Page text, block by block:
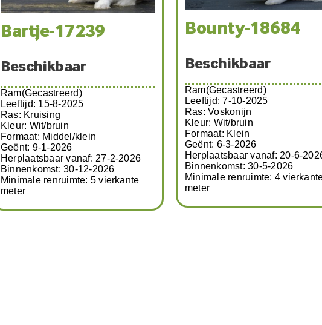
Noëlle-17737
Beschikbaar
Ram(Gecastreerd)
Leeftijd: Juli 2025
Ras: NHD
Kleur: Grijs/wit/bruin
Formaat: Middel
Geënt: 19-3-2026
Herplaatsbaar vanaf: 3-4-2026
Binnenkomst: 14-2-2026
Minimale renruimte: 6 vierkante
meter
Brammetje-17240
Beschikbaar
Leeftijd: 15-8-2025
Ras: Kruising
Kleur: Wildkleur/Wit
Formaat: Middel/Klein
Geënt: 9-1-2026
Herplaatsbaar vanaf: 3-4-2026
Binnenkomst: 30-12-2025
Minimale renruimte: 6 vierkante
meter